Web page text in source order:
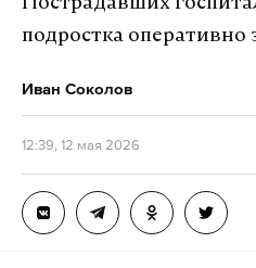
подростка
Иван Соколов
12:39, 12 мая 2026